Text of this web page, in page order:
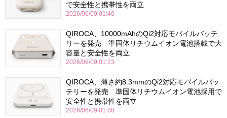
で安全性と携帯性を両立
2026/06/09 01:40
QIROCA、10000mAhのQi2対応モバイルバッテ
リーを発売 準固体リチウムイオン電池搭載で大
容量と安全性を両立
2026/06/09 01:23
QIROCA、薄さ約8.3mmのQi2対応モバイルバッ
テリーを発売 準固体リチウムイオン電池採用で
安全性と携帯性を両立
2026/06/09 01:08